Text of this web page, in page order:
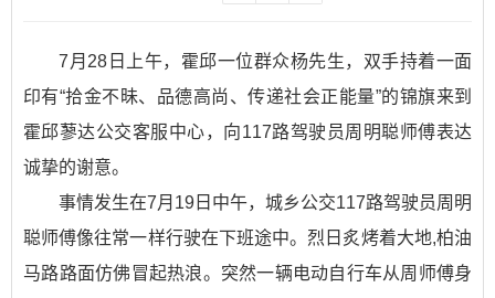
7月28日上午，霍邱一位群众杨先生，双手持着一面
印有“拾金不昧、品德高尚、传递社会正能量”的锦旗来到
霍邱蓼达公交客服中心，向117路驾驶员周明聪师傅表达
诚挚的谢意。
事情发生在7月19日中午，城乡公交117路驾驶员周明
聪师傅像往常一样行驶在下班途中。烈日炙烤着大地,柏油
马路路面仿佛冒起热浪。突然一辆电动自行车从周师傅身